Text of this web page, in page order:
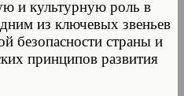
и культурную роль в
из ключевых звеньев
безопасности страны и
принципов развития